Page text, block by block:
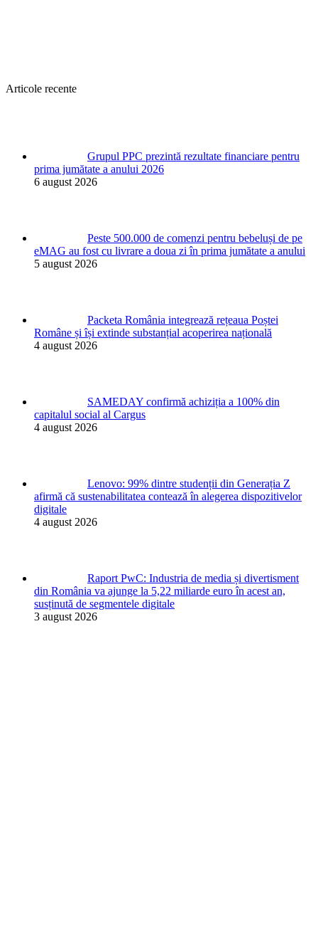
Articole recente
Grupul PPC prezintă rezultate financiare pentru
prima jumătate a anului 2026
6 august 2026
Peste 500.000 de comenzi pentru bebeluși de pe
eMAG au fost cu livrare a doua zi în prima jumătate a anului
5 august 2026
Packeta România integrează rețeaua Poștei
Române și își extinde substanțial acoperirea națională
4 august 2026
SAMEDAY confirmă achiziția a 100% din
capitalul social al Cargus
4 august 2026
Lenovo: 99% dintre studenții din Generația Z
afirmă că sustenabilitatea contează în alegerea dispozitivelor
digitale
4 august 2026
Raport PwC: Industria de media și divertisment
din România va ajunge la 5,22 miliarde euro în acest an,
susținută de segmentele digitale
3 august 2026